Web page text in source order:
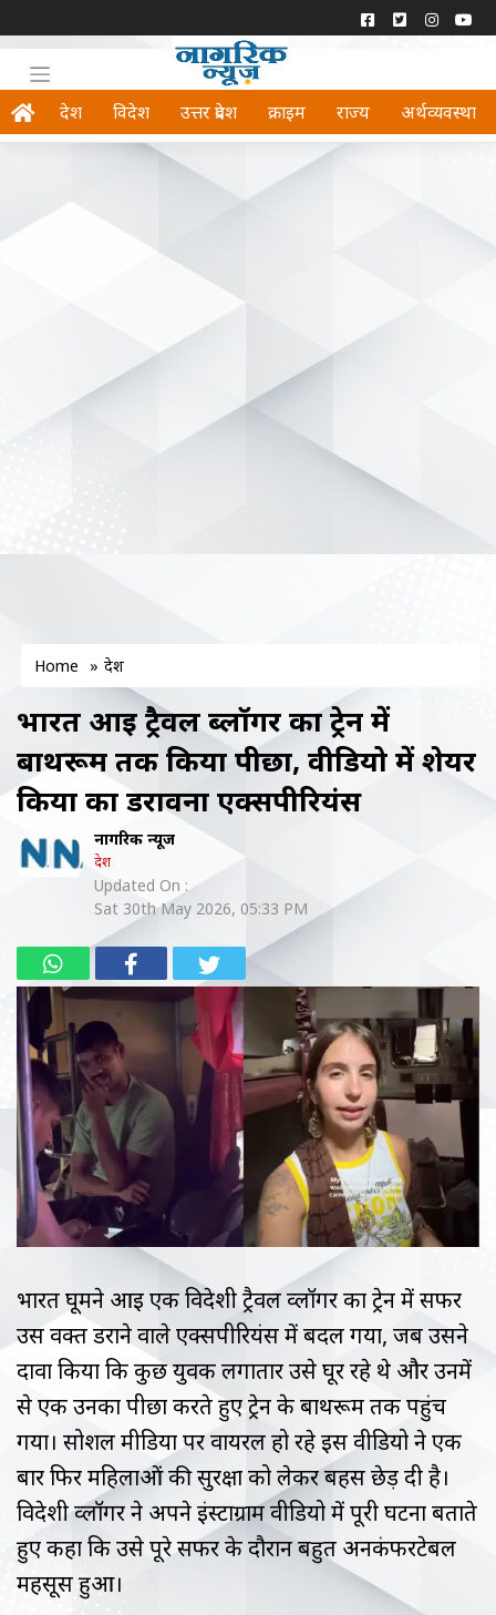
देश विदेश उत्तर प्रदेश क्राइम राज्य अर्थव्यवस्था
Home » देश
भारत आई ट्रैवल ब्लॉगर का ट्रेन में
बाथरूम तक किया पीछा, वीडियो में शेयर
किया का डरावना एक्सपीरियंस
नागरिक न्यूज
देश
Updated On :
Sat 30th May 2026, 05:33 PM
भारत घूमने आई एक विदेशी ट्रैवल व्लॉगर का ट्रेन में सफर
उस वक्त डराने वाले एक्सपीरियंस में बदल गया, जब उसने
दावा किया कि कुछ युवक लगातार उसे घूर रहे थे और उनमें
से एक उनका पीछा करते हुए ट्रेन के बाथरूम तक पहुंच
गया। सोशल मीडिया पर वायरल हो रहे इस वीडियो ने एक
बार फिर महिलाओं की सुरक्षा को लेकर बहस छेड़ दी है।
विदेशी व्लॉगर ने अपने इंस्टाग्राम वीडियो में पूरी घटना बताते
हुए कहा कि उसे पूरे सफर के दौरान बहुत अनकंफरटेबल
महसूस हुआ।